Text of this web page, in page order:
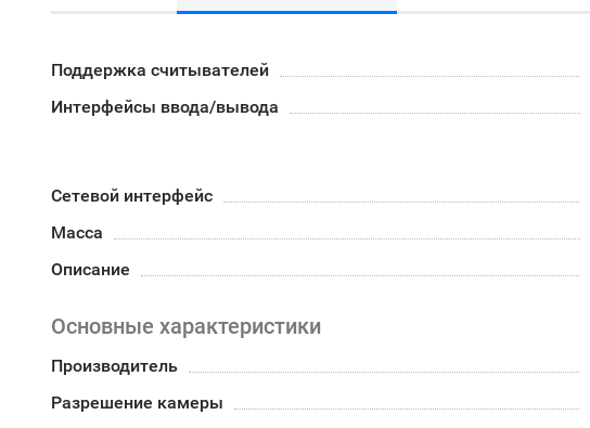
Поддержка считывателей
Интерфейсы ввода/вывода
Сетевой интерфейс
Масса
Описание
Основные характеристики
Производитель
Разрешение камеры